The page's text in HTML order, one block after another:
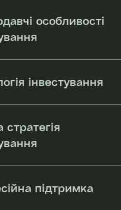
особливості
інвестування
стратегія
підтримка